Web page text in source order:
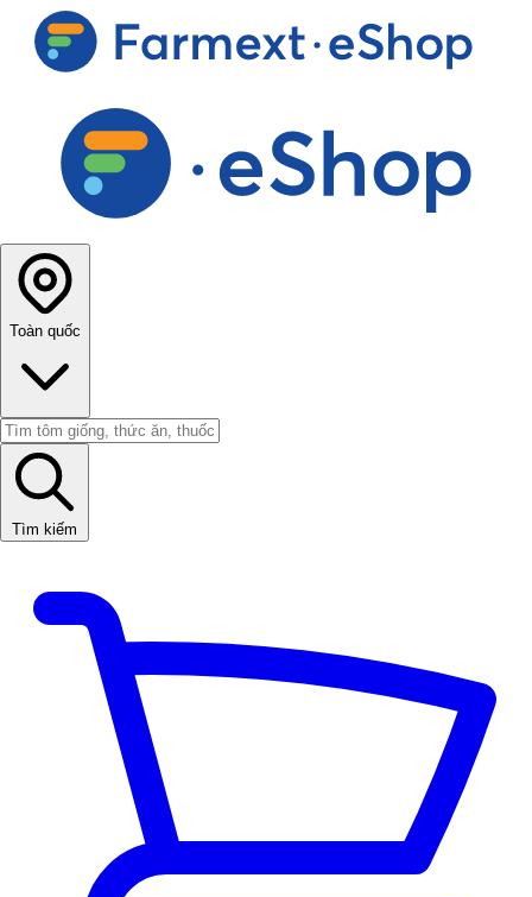
Toàn quốc
Tìm kiếm